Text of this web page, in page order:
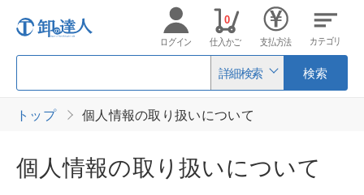
詳細検索 検索
ログイン 仕入かご
0
支払方法 カテゴリ
トップ 個人情報の取り扱いについて
個人情報の取り扱いについて